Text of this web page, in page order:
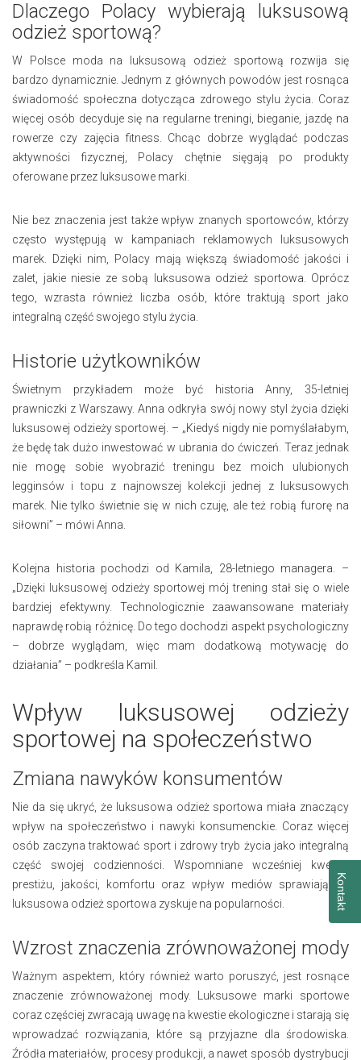
Dlaczego Polacy wybierają luksusową
odzież sportową?
W Polsce moda na luksusową odzież sportową rozwija się
bardzo dynamicznie. Jednym z głównych powodów jest rosnąca
świadomość społeczna dotycząca zdrowego stylu życia. Coraz
więcej osób decyduje się na regularne treningi, bieganie, jazdę na
rowerze czy zajęcia fitness. Chcąc dobrze wyglądać podczas
aktywności fizycznej, Polacy chętnie sięgają po produkty
oferowane przez luksusowe marki.
Nie bez znaczenia jest także wpływ znanych sportowców, którzy
często występują w kampaniach reklamowych luksusowych
marek. Dzięki nim, Polacy mają większą świadomość jakości i
zalet, jakie niesie ze sobą luksusowa odzież sportowa. Oprócz
tego, wzrasta również liczba osób, które traktują sport jako
integralną część swojego stylu życia.
Historie użytkowników
Świetnym przykładem może być historia Anny, 35-letniej
prawniczki z Warszawy. Anna odkryła swój nowy styl życia dzięki
luksusowej odzieży sportowej. – „Kiedyś nigdy nie pomyślałabym,
że będę tak dużo inwestować w ubrania do ćwiczeń. Teraz jednak
nie mogę sobie wyobrazić treningu bez moich ulubionych
legginsów i topu z najnowszej kolekcji jednej z luksusowych
marek. Nie tylko świetnie się w nich czuję, ale też robią furorę na
siłowni” – mówi Anna.
Kolejna historia pochodzi od Kamila, 28-letniego managera. –
„Dzięki luksusowej odzieży sportowej mój trening stał się o wiele
bardziej efektywny. Technologicznie zaawansowane materiały
naprawdę robią różnicę. Do tego dochodzi aspekt psychologiczny
– dobrze wyglądam, więc mam dodatkową motywację do
działania” – podkreśla Kamil.
Wpływ luksusowej odzieży
sportowej na społeczeństwo
Zmiana nawyków konsumentów
Nie da się ukryć, że luksusowa odzież sportowa miała znaczący
wpływ na społeczeństwo i nawyki konsumenckie. Coraz więcej
osób zaczyna traktować sport i zdrowy tryb życia jako integralną
część swojej codzienności. Wspomniane wcześniej kwestie
prestiżu, jakości, komfortu oraz wpływ mediów sprawiają, że
luksusowa odzież sportowa zyskuje na popularności.
Wzrost znaczenia zrównoważonej mody
Ważnym aspektem, który również warto poruszyć, jest rosnące
znaczenie zrównoważonej mody. Luksusowe marki sportowe
coraz częściej zwracają uwagę na kwestie ekologiczne i starają się
wprowadzać rozwiązania, które są przyjazne dla środowiska.
Źródła materiałów, procesy produkcji, a nawet sposób dystrybucji
Kontakt